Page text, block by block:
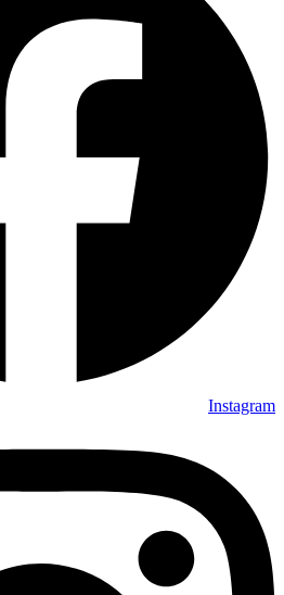
Instagram